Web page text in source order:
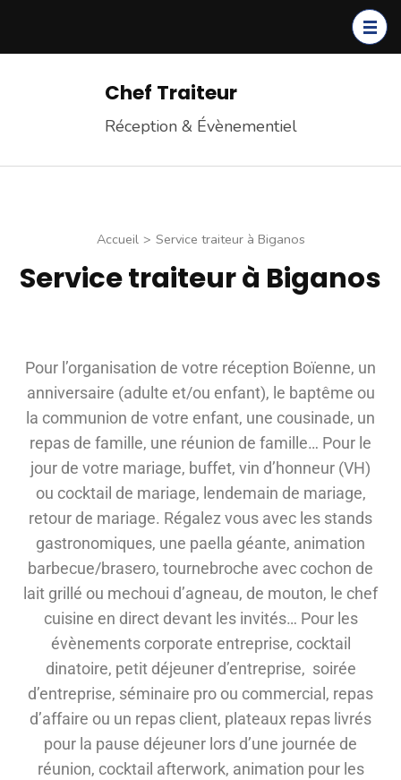
Chef Traiteur
Réception & Évènementiel
Accueil > Service traiteur à Biganos
Service traiteur à Biganos
Pour l’organisation de votre réception Boïenne, un
anniversaire (adulte et/ou enfant), le baptême ou
la communion de votre enfant, une cousinade, un
repas de famille, une réunion de famille… Pour le
jour de votre mariage, buffet, vin d’honneur (VH)
ou cocktail de mariage, lendemain de mariage,
retour de mariage. Régalez vous avec les stands
gastronomiques, une paella géante, animation
barbecue/brasero, tournebroche avec cochon de
lait grillé ou mechoui d’agneau, de mouton, le chef
cuisine en direct devant les invités… Pour les
évènements corporate entreprise, cocktail
dinatoire, petit déjeuner d’entreprise, soirée
d’entreprise, séminaire pro ou commercial, repas
d’affaire ou un repas client, plateaux repas livrés
pour la pause déjeuner lors d’une journée de
réunion, cocktail afterwork, animation pour les